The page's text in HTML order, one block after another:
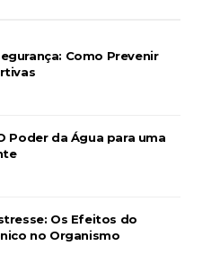
Como Prevenir
Poder da Água para uma
Os Efeitos do
no Organismo